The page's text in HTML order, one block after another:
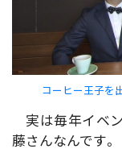
コーヒー王子を
実は毎年イベ
藤さんなんです。